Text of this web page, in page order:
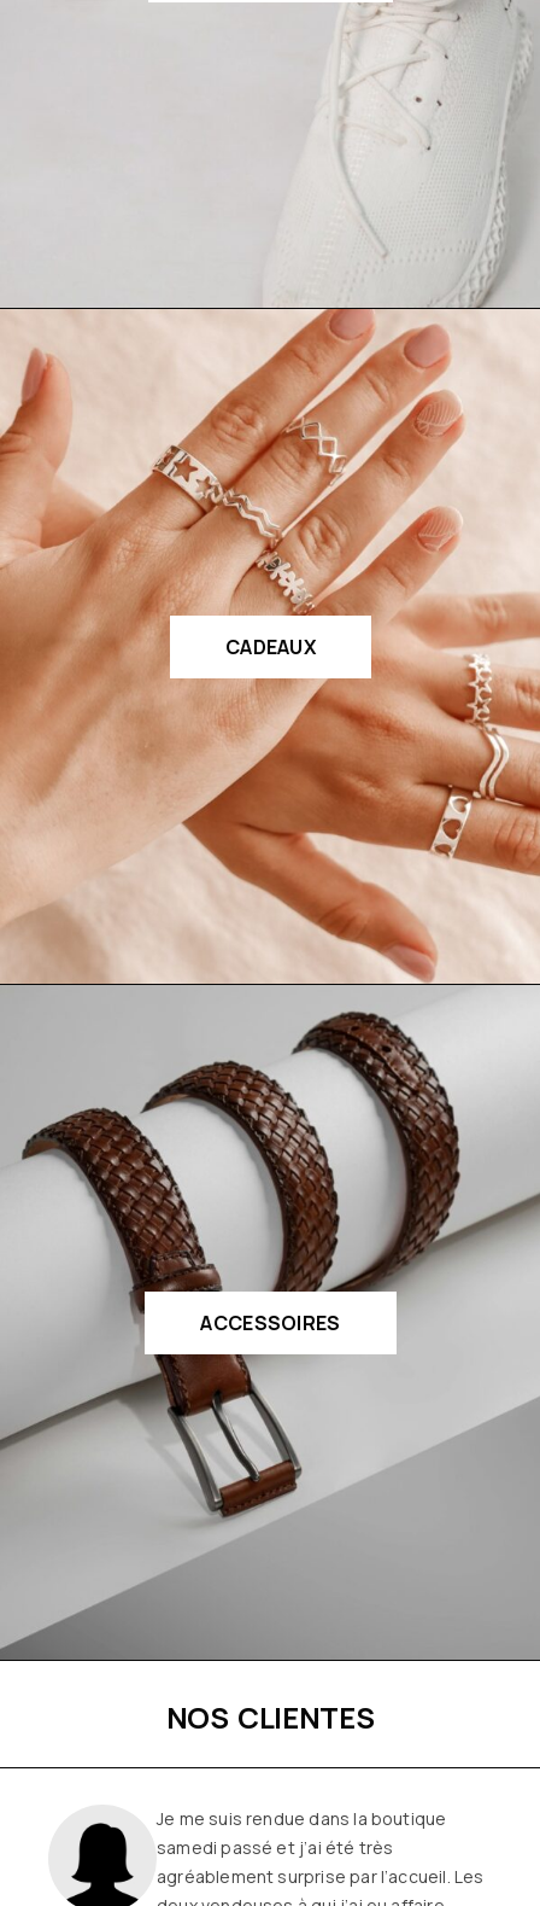
CADEAUX
ACCESSOIRES
NOS CLIENTES
Une boutique familiale, à l’écoute et
remplie de joie de vivre
Les
vêtements sont de qualité, tendances